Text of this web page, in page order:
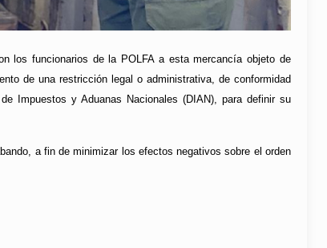
los funcionarios de la POLFA a esta mercancía objeto de
de una restricción legal o administrativa, de conformidad
Impuestos y Aduanas Nacionales (DIAN), para definir su
a fin de minimizar los efectos negativos sobre el orden